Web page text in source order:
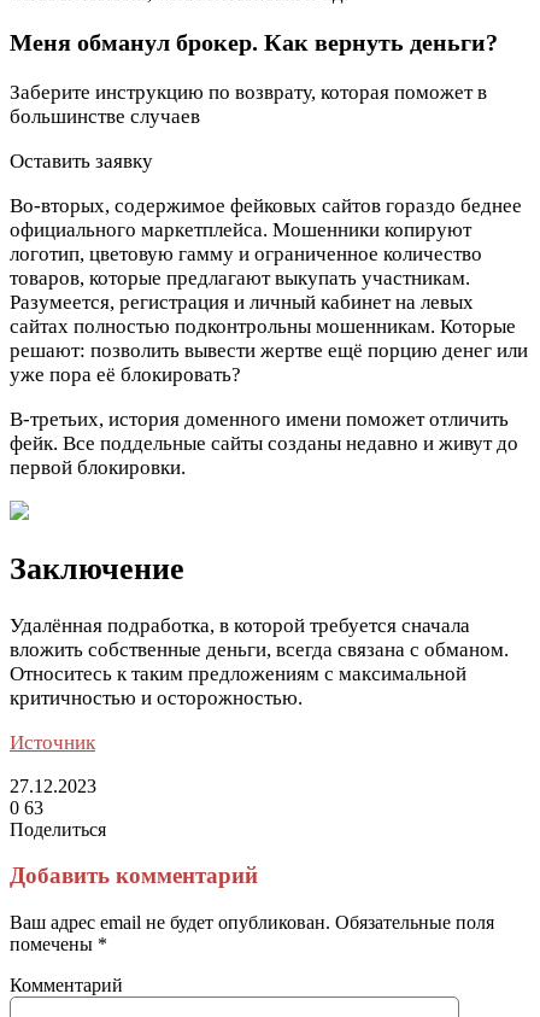
Меня обманул брокер. Как вернуть деньги?
Заберите инструкцию по возврату, которая поможет в
большинстве случаев
Оставить заявку
Во-вторых, содержимое фейковых сайтов гораздо беднее
официального маркетплейса. Мошенники копируют
логотип, цветовую гамму и ограниченное количество
товаров, которые предлагают выкупать участникам.
Разумеется, регистрация и личный кабинет на левых
сайтах полностью подконтрольны мошенникам. Которые
решают: позволить вывести жертве ещё порцию денег или
уже пора её блокировать?
В-третьих, история доменного имени поможет отличить
фейк. Все поддельные сайты созданы недавно и живут до
первой блокировки.
Заключение
Удалённая подработка, в которой требуется сначала
вложить собственные деньги, всегда связана с обманом.
Относитесь к таким предложениям с максимальной
критичностью и осторожностью.
Источник
27.12.2023
0 63
Поделиться
через
электронную
почту
Добавить комментарий
Ваш адрес email не будет опубликован. Обязательные поля
помечены *
Комментарий